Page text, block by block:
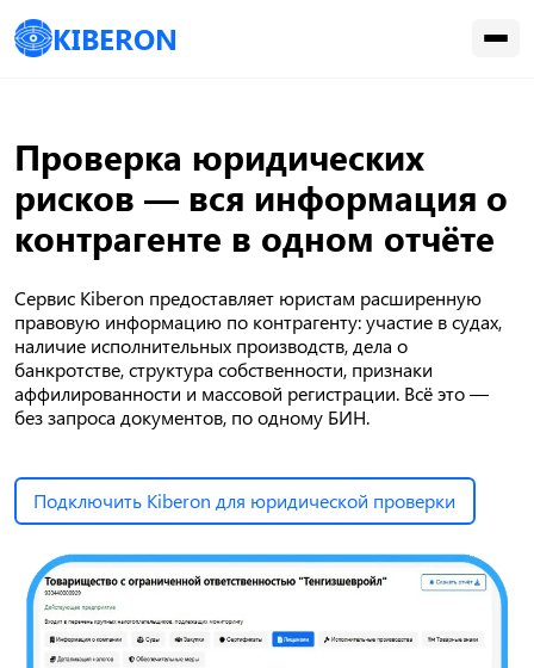
KIBERON
Проверка юридических
рисков — вся информация о
контрагенте в одном отчёте
Сервис Kiberon предоставляет юристам расширенную
правовую информацию по контрагенту: участие в судах,
наличие исполнительных производств, дела о
банкротстве, структура собственности, признаки
аффилированности и массовой регистрации. Всё это —
без запроса документов, по одному БИН.
Подключить Kiberon для юридической проверки